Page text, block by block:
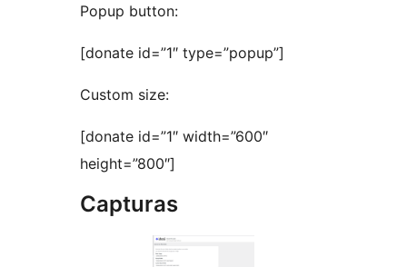
Popup button:
[donate id=”1″ type=”popup”]
Custom size:
[donate id=”1″ width=”600″
height=”800″]
Capturas